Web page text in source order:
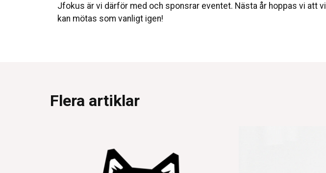
Jfokus är vi därför med och sponsrar eventet. Nästa år hoppas vi att vi
kan mötas som vanligt igen!
Flera artiklar